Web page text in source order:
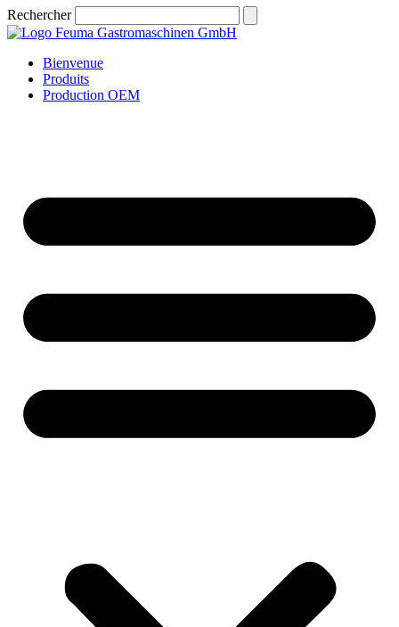
Rechercher
Bienvenue
Produits
Production OEM